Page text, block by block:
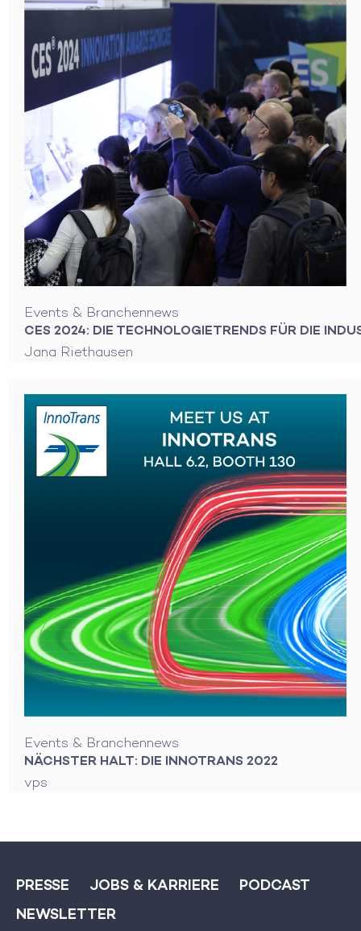
Events & Branchennews
CES 2024: DIE TECHNOLOGIETRENDS FÜR DIE
Jana Riethausen
Events & Branchennews
NÄCHSTER HALT: DIE INNOTRANS 2022
vps
PRESSE JOBS & KARRIERE
PODCAST
NEWSLETTER